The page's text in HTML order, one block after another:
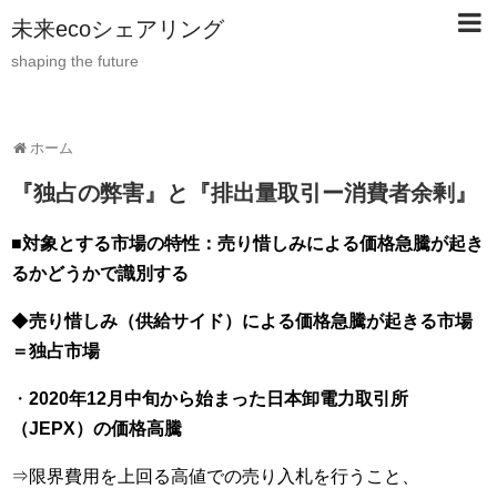
未来ecoシェアリング
shaping the future
ホーム
『独占の弊害』と『排出量取引ー消費者余剰』
■対象とする市場の特性：売り惜しみによる価格急騰が起き
るかどうかで識別する
◆売り惜しみ（供給サイド）による価格急騰が起きる市場
＝独占市場
・ 2020年12月中旬から始まった日本卸電力取引所
（JEPX）の価格高騰
⇒限界費用を上回る高値での売り入札を行うこと、